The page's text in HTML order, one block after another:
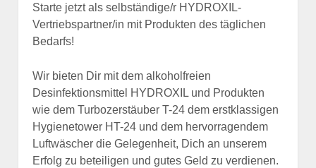
Starte jetzt als selbständige/r HYDROXIL-
Vertriebspartner/in mit Produkten des täglichen
Bedarfs!
Wir bieten Dir mit dem alkoholfreien
Desinfektionsmittel HYDROXIL und Produkten
wie dem Turbozerstäuber T-24 dem erstklassigen
Hygienetower HT-24 und dem hervorragendem
Luftwäscher die Gelegenheit, Dich an unserem
Erfolg zu beteiligen und gutes Geld zu verdienen.